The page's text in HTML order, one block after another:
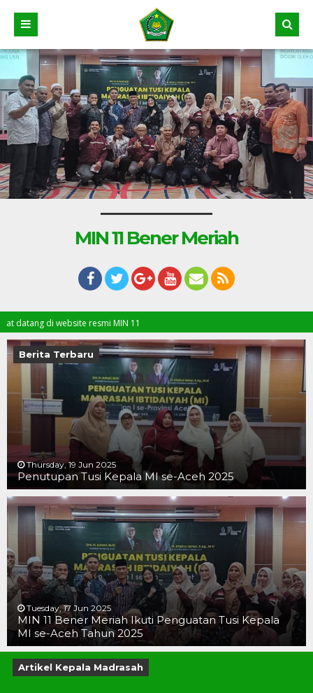
MIN 11 Bener Meriah
di website resmi MIN 11
Berita Terbaru
Thursday, 19 Jun 2025
Penutupan Tusi Kepala MI se-Aceh 2025
Tuesday, 17 Jun 2025
MIN 11 Bener Meriah Ikuti Penguatan Tusi Kepala
MI se-Aceh Tahun 2025
Artikel Kepala Madrasah
19 JUN 2025
19 JUN 2025
16 JUN 2025